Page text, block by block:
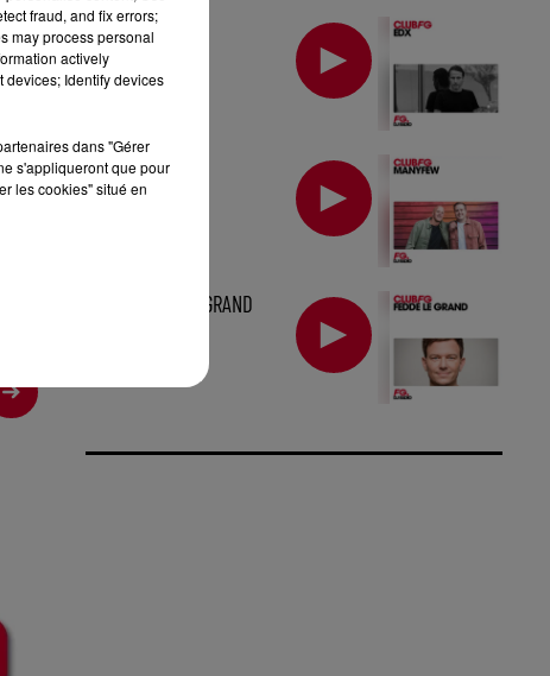
MIX : EDX
MIX : MANYFEW
MIX : FEDDE LE GRAND
fraud, and fix errors;
may process personal
actively
devices; Identify devices
dans "Gérer
s'appliqueront que pour
les cookies" situé en